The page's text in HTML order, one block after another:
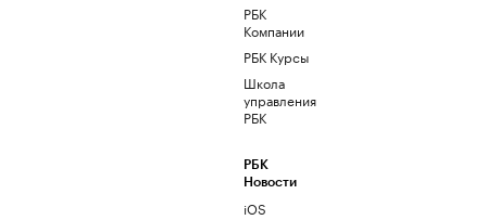
РБК
Компании
РБК Курсы
Школа
управления
РБК
РБК
Новости
iOS